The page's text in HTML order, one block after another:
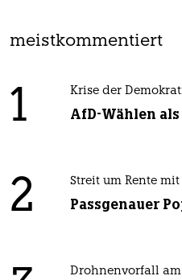
meistkommentiert
1 Krise der
AfD-Wählen
2 Streit um Rente mit
Passgenauer
Drohnenvorfall